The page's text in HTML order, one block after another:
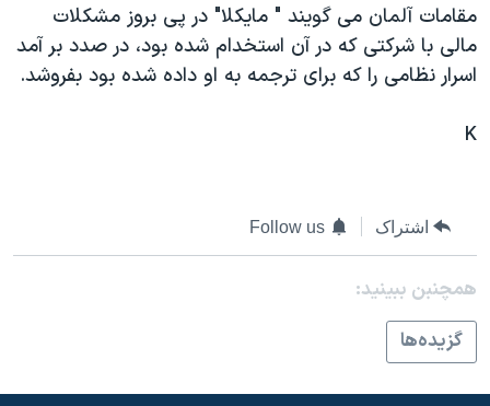
اقتصادی
علم و فناوری
حمله جمهوری اسلامی به اسرائیل
رمز مهسا
دادگاه حمید نوری
چهل سال گروگان‌گیری
قانون شفافیت دارائی کادر رهبری ایران
زبانهای مختلف
مقامات آلمان می گويند " مايکلا" در پی بروز مشکلات
مالی با شرکتی که در آن استخدام شده بود، در صدد بر آمد
اسرار نظامی را که برای ترجمه به او داده شده بود بفروشد.
K
اشتراک Follow us
همچنبن ببینید:
گزيده‌ها